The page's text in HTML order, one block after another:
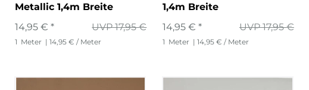
Metallic 1,4m Breite
UVP 17,95 €
14,95 € *
1 Meter | 14,95 € / Meter
1,4m Breite
UVP 17,95 €
14,95 € *
1 Meter | 14,95 € / Meter